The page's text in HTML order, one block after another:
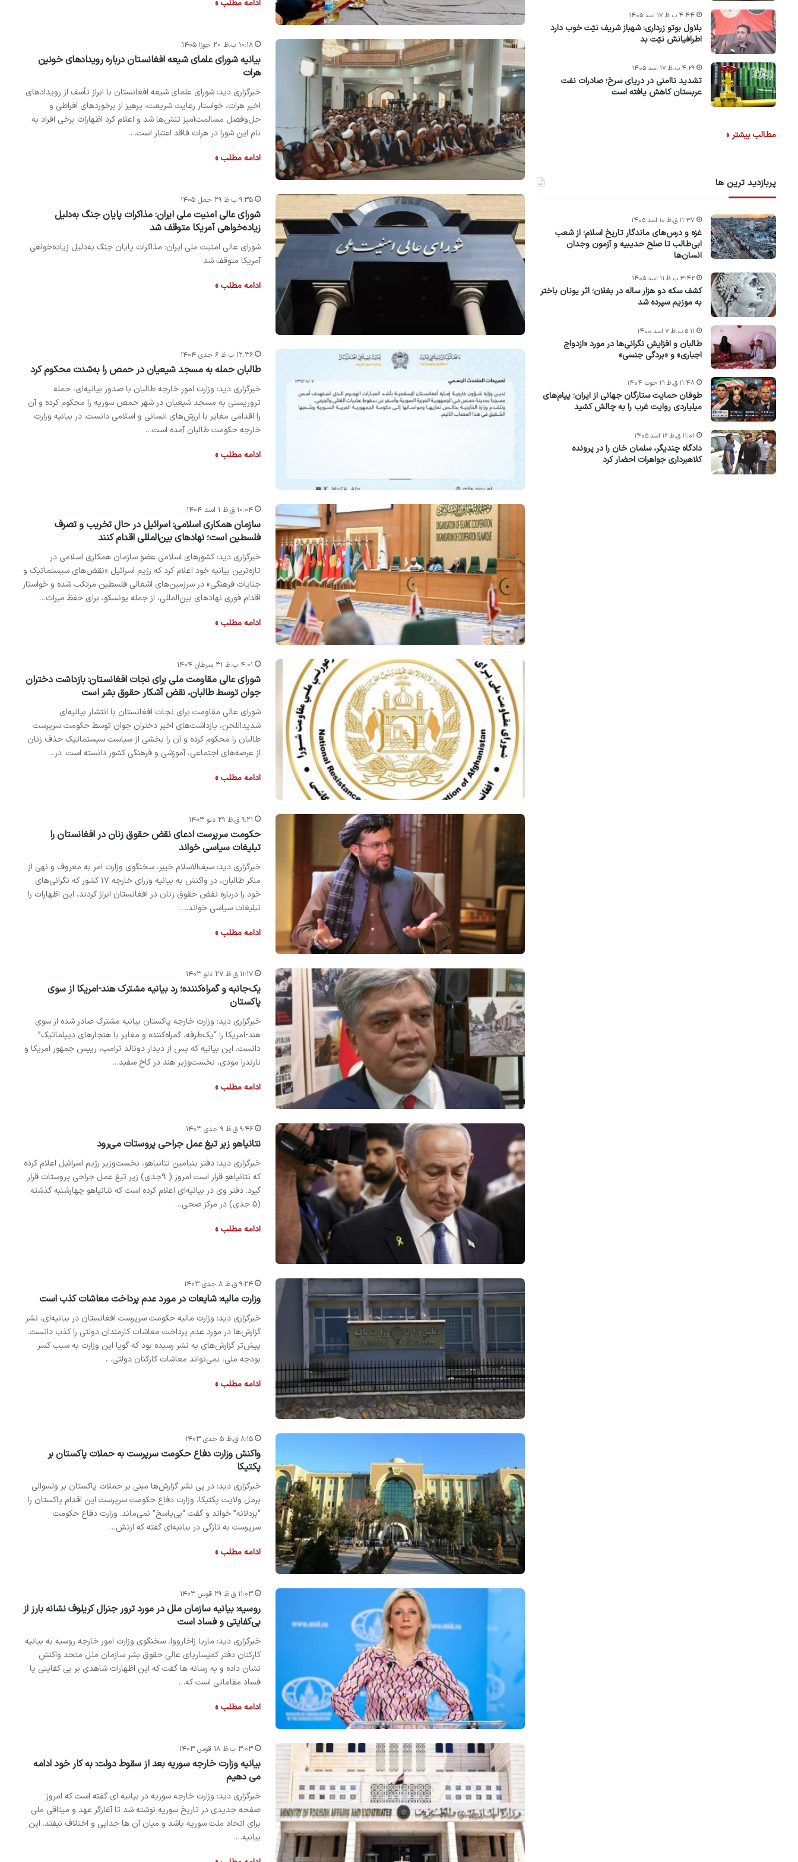
ادامه مطلب »
۱۰:۱۸ ب.ظ ۲۰ جوزا ۱۴۰۵
بیانیه شورای علمای شیعه افغانستان درباره رویدادهای خونین
هرات
خبرگزاری دید: شورای علمای شیعه افغانستان با ابراز تأسف از رویدادهای
اخیر هرات، خواستار رعایت شریعت، پرهیز از برخوردهای افراطی و
حل‌وفصل مسالمت‌آمیز تنش‌ها شد و اعلام کرد اظهارات برخی افراد به
نام این شورا در هرات فاقد اعتبار است.…
ادامه مطلب »
۹:۳۵ ب.ظ ۲۹ حمل ۱۴۰۵
شورای عالی امنیت ملی ایران: مذاکرات پایان جنگ به‌دلیل
زیاده‌خواهی آمریکا متوقف شد
شورای عالی امنیت ملی ایران: مذاکرات پایان جنگ به‌دلیل زیاده‌خواهی
آمریکا متوقف شد
ادامه مطلب »
۱۲:۳۶ ب.ظ ۶ جدی ۱۴۰۴
طالبان حمله به مسجد شیعیان در حمص را به‌شدت محکوم کرد
خبرگزاری دید: وزارت امور خارجه طالبان با صدور بیانیه‌ای، حمله
تروریستی به مسجد شیعیان در شهر حمص سوریه را محکوم کرده و آن
را اقدامی مغایر با ارزش‌های انسانی و اسلامی دانست. در بیانیه وزارت
خارجه حکومت طالبان آمده است…
ادامه مطلب »
۱۰:۰۴ ق.ظ ۱ اسد ۱۴۰۴
سازمان همکاری اسلامی: اسرائیل در حال تخریب و تصرف
فلسطین است؛ نهادهای بین‌المللی اقدام کنند
خبرگزاری دید: کشورهای اسلامی عضو سازمان همکاری اسلامی در
تازه‌ترین بیانیه‌ خود اعلام کرد که رژیم اسرائیل «نقض‌های سیستماتیک و
جنایات فرهنگی» در سرزمین‌های اشغالی فلسطین مرتکب شده و خواستار
اقدام فوری نهادهای بین‌المللی، از جمله یونسکو، برای حفظ میراث…
ادامه مطلب »
۴:۰۱ ب.ظ ۳۱ سرطان ۱۴۰۴
شورای عالی مقاومت ملی برای نجات افغانستان: بازداشت دختران
جوان توسط طالبان، نقض آشکار حقوق بشر است
شورای عالی مقاومت برای نجات افغانستان با انتشار بیانیه‌ای
شدیداللحن، بازداشت‌های اخیر دختران جوان توسط حکومت سرپرست
طالبان را محکوم کرده و آن را بخشی از سیاست سیستماتیک حذف زنان
از عرصه‌های اجتماعی، آموزشی و فرهنگی کشور دانسته است. در…
ادامه مطلب »
۹:۲۱ ق.ظ ۲۹ دلو ۱۴۰۳
حکومت سرپرست ادعای نقض حقوق زنان در افغانستان را
تبلیغات سیاسی خواند
خبرگزاری دید: سیف‌الاسلام خیبر، سخنگوی وزارت امر به معروف و نهی از
منکر طالبان، در واکنش به بیانیه وزرای خارجه ۱۷ کشور که نگرانی‌های
خود را درباره نقض حقوق زنان در افغانستان ابراز کردند، این اظهارات را
تبلیغات سیاسی خواند.…
ادامه مطلب »
۱۱:۱۷ ق.ظ ۲۷ دلو ۱۴۰۳
یک‌جانبه و گمراه‌کننده؛ رد بیانیه مشترک هند-امریکا از سوی
پاکستان
خبرگزاری دید: وزارت خارجه پاکستان بیانیه مشترک صادر شده از سوی
هند-امریکا را “یک‌طرفه، گمراه‌کننده و مغایر با هنجارهای دیپلماتیک”
دانست. این بیانیه که پس از دیدار دونالد ترامپ، رییس جمهور امریکا و
نارندرا مودی، نخست‌وزیر هند در کاخ سفید…
ادامه مطلب »
۹:۴۶ ق.ظ ۹ جدی ۱۴۰۳
نتانیاهو زیر تیغ عمل جراحی پروستات می‌رود
خبرگزاری دید: دفتر بنیامین نتانیاهو، نخست‌وزیر رژیم اسرائیل اعلام کرده
که نتانیاهو قرار است امروز ( ۹جدی) زیر تیغ عمل جراحی پروستات قرار
گیرد. دفتر وی در بیانیه‌ای اعلام کرده است که نتانیاهو چهارشنبه گذشته
(۵ جدی) در مرکز صحی…
ادامه مطلب »
۹:۲۴ ق.ظ ۸ جدی ۱۴۰۳
وزارت مالیه: شایعات در مورد عدم پرداخت معاشات کذب است
خبرگزاری دید: وزارت مالیه حکومت سرپرست افغانستان در بیانیه‌ای، نشر
گزارش‌ها در مورد عدم پرداخت معاشات کارمندان دولتی را کذب دانست.
پیش‌تر گزارش‌های به نشر رسیده بود که گویا این وزارت به سبب کسر
بودجه ملی، نمی‌تواند معاشات کارکنان دولتی…
ادامه مطلب »
۸:۱۵ ق.ظ ۵ جدی ۱۴۰۳
واکنش وزارت دفاع حکومت سرپرست به حملات پاکستان بر
پکتیکا
خبرگزاری دید: در پی نشر گزارش‌ها مبنی بر حملات پاکستان بر ولسوالی
برمل ولایت پکتیکا، وزارت دفاع حکومت سرپرست این اقدام پاکستان را
“بزدلانه” خواند و گفت “بی‌‌پاسخ” نمی‌ماند. وزارت دفاع حکومت
سرپرست به تازگی در بیانیه‌ای گفته که ارتش…
ادامه مطلب »
۱۱:۰۳ ق.ظ ۲۹ قوس ۱۴۰۳
روسیه: بیانیه‎‌ سازمان ملل در مورد ترور جنرال کریلوف نشانه‌ بارز از
بی‌کفایتی و فساد است
خبرگزاری دید: ماریا زاخارووا، سخنگوی وزارت امور خارجه روسیه به بیانیه
کارکنان دفتر کمیساریای عالی حقوق بشر سازمان ملل متحد واکنش
نشان داده و به رسانه ها گفت که این اظهارات شاهدی بر بی کفایتی یا
فساد مقاماتی است که…
ادامه مطلب »
۳:۰۳ ب.ظ ۱۸ قوس ۱۴۰۳
بیانیه وزارت خارجه سوریه بعد از سقوط دولت: به کار خود ادامه
می دهیم
خبرگزاری دید: وزارت خارجه سوریه در بیانیه ای گفته است که امروز
صفحه جدیدی در تاریخ سوریه نوشته شد تا آغازگر عهد و میثاقی ملی
برای اتحاد ملت سوریه باشد و میان آن ها جدایی و اختلاف نیفتد. این
بیانیه…
بلاول بوتو زرداری: شهباز شریف نیّت خوب دارد
اطرافیانش نیّت بد
۴:۴۴ ب.ظ ۱۷ اسد ۱۴۰۵
تشدید ناامنی در دریای سرخ؛ صادرات نفت
عربستان کاهش یافته است
۴:۲۹ ب.ظ ۱۷ اسد ۱۴۰۵
مطالب بیشتر »
پربازدید ترین ها
غزه و درس‌های ماندگار تاریخ اسلام؛ از شعب
ابی‌طالب تا صلح حدیبیه و آزمون وجدان
انسان‌ها
۱۱:۳۷ ق.ظ ۱۰ اسد ۱۴۰۵
کشف سکه دو هزار ساله در بغلان؛ اثر یونان باختر
به موزیم سپرده شد
۳:۴۲ ب.ظ ۱۱ اسد ۱۴۰۵
طالبان و افزایش نگرانی‌ها در مورد «ازدواج
اجباری» و «بردگی جنسی»
۵:۱۱ ب.ظ ۷ اسد ۱۴۰۰
طوفان حمایت ستارگان جهانی از ایران؛ پیام‌های
میلیاردی روایت غرب را به چالش کشید
۱۱:۴۸ ق.ظ ۲۱ حوت ۱۴۰۴
دادگاه چندیگر، سلمان خان را در پرونده
کلاهبرداری جواهرات احضار کرد
۱۱:۰۱ ق.ظ ۱۶ اسد ۱۴۰۵